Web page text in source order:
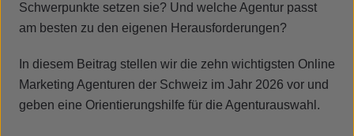
Schwerpunkte setzen sie? Und welche Agentur passt
am besten zu den eigenen Herausforderungen?
In diesem Beitrag stellen wir die zehn wichtigsten Online
Marketing Agenturen der Schweiz im Jahr 2026 vor und
geben eine Orientierungshilfe für die Agenturauswahl.